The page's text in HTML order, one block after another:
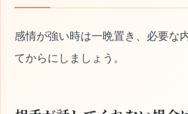
感情が強い時は一晩置き、必要な
てからにしましょう。